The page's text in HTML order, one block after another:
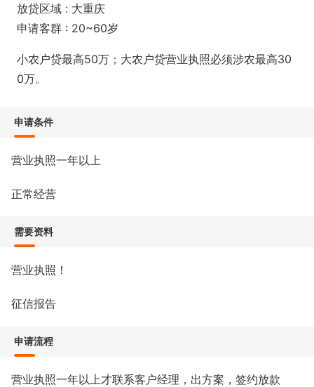
放贷区域 : 大重庆
申请客群 : 20~60岁
小农户贷最高50万；大农户贷营业执照必须涉农最高30
0万。
申请条件
营业执照一年以上
正常经营
需要资料
营业执照！
征信报告
申请流程
营业执照一年以上才联系客户经理，出方案，签约放款